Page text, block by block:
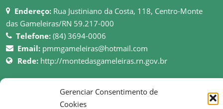
Gerenciar Consentimento de
Cookies
Endereço: Rua Justiniano da Costa, 118, Centro-Monte
das Gameleiras/RN 59.217-000
Telefone: (84) 3694-0006
Email: pmmgameleiras@hotmail.com
Rede: http://montedasgameleiras.rn.gov.br